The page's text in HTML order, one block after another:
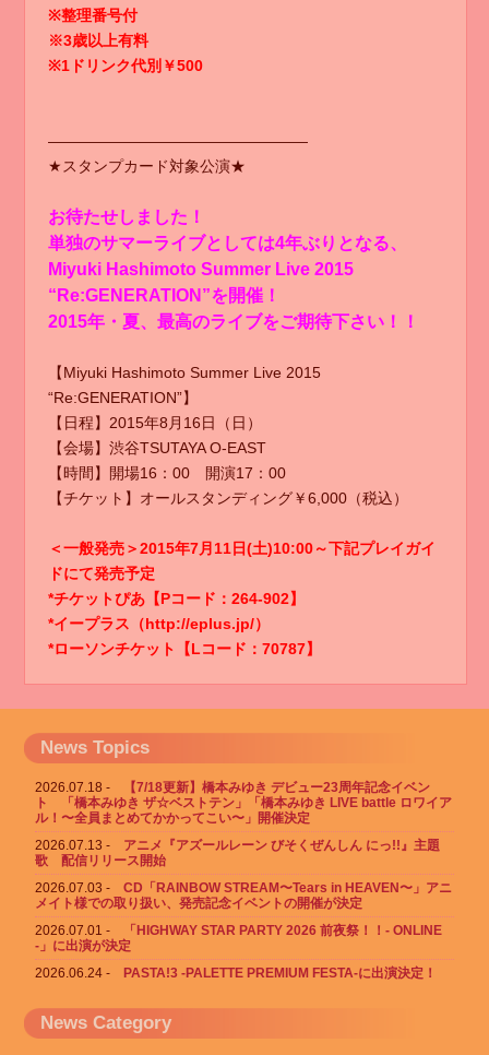
※整理番号付
※3歳以上有料
※1ドリンク代別￥500
—————————————————
★スタンプカード対象公演★
お待たせしました！
単独のサマーライブとしては4年ぶりとなる、
Miyuki Hashimoto Summer Live 2015
“Re:GENERATION”を開催！
2015年・夏、最高のライブをご期待下さい！！
【Miyuki Hashimoto Summer Live 2015
“Re:GENERATION”】
【日程】2015年8月16日（日）
【会場】渋谷TSUTAYA O-EAST
【時間】開場16：00 開演17：00
【チケット】オールスタンディング￥6,000（税込）
＜一般発売＞2015年7月11日(土)10:00～下記プレイガイ
ドにて発売予定
*チケットぴあ【Pコード：264-902】
*イープラス（http://eplus.jp/）
*ローソンチケット【Lコード：70787】
News Topics
2026.07.18
【7/18更新】橋本みゆき デビュー23周年記念イベン
ト 「橋本みゆき ザ☆ベストテン」「橋本みゆき LIVE battle ロワイア
ル！〜全員まとめてかかってこい〜」開催決定
2026.07.13
アニメ『アズールレーン びそくぜんしん にっ!!』主題
歌 配信リリース開始
2026.07.03
CD「RAINBOW STREAM〜Tears in HEAVEN〜」アニ
メイト様での取り扱い、発売記念イベントの開催が決定
2026.07.01
「HIGHWAY STAR PARTY 2026 前夜祭！！- ONLINE
-」に出演が決定
2026.06.24
PASTA!3 -PALETTE PREMIUM FESTA-に出演決定！
News Category